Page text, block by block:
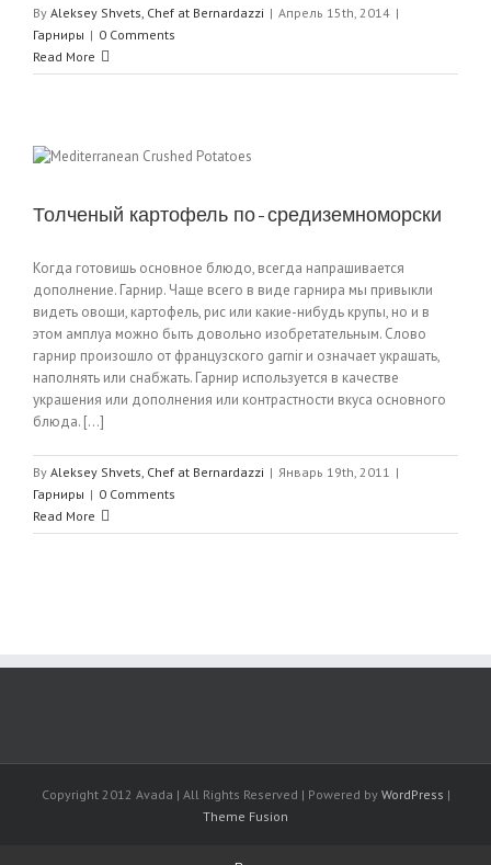
By Aleksey Shvets, Chef at Bernardazzi | Апрель 15th, 2014 |
Гарниры | 0 Comments
Read More
Толченый картофель по-средиземноморски
Когда готовишь основное блюдо, всегда напрашивается
дополнение. Гарнир. Чаще всего в виде гарнира мы привыкли
видеть овощи, картофель, рис или какие-нибудь крупы, но и в
этом амплуа можно быть довольно изобретательным. Слово
гарнир произошло от французского garnir и означает украшать,
наполнять или снабжать. Гарнир используется в качестве
украшения или дополнения или контрастности вкуса основного
блюда. [...]
By Aleksey Shvets, Chef at Bernardazzi | Январь 19th, 2011 |
Гарниры | 0 Comments
Read More
Copyright 2012 Avada | All Rights Reserved | Powered by WordPress |
Theme Fusion